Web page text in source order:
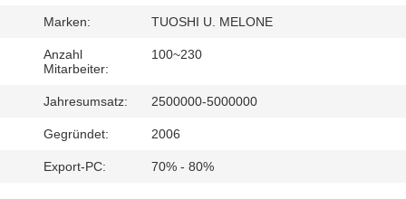
FÄLLE
FORDERN
Marken: TUOSHI U. MELONE
Anzahl
Mitarbeiter:
100~230
Jahresumsatz: 2500000-5000000
Gegründet: 2006
Export-PC: 70% - 80%